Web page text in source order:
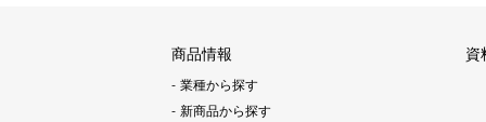
商品情報
業種から探す
新商品から探す
資